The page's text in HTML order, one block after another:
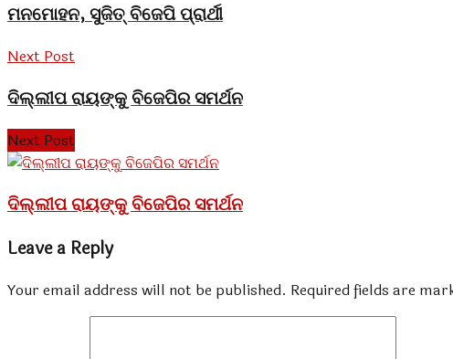
ମନମୋହନ, ସୁଜିତ୍ ବିଜେପି ପ୍ରାର୍ଥୀ
Next Post
ଦିଲ୍ଲୀପ ରାୟଙ୍କୁ ବିଜେପିର ସମର୍ଥନ
Next Post
ଦିଲ୍ଲୀପ ରାୟଙ୍କୁ ବିଜେପିର ସମର୍ଥନ
Leave a Reply
Your email address will not be published. Required fields are